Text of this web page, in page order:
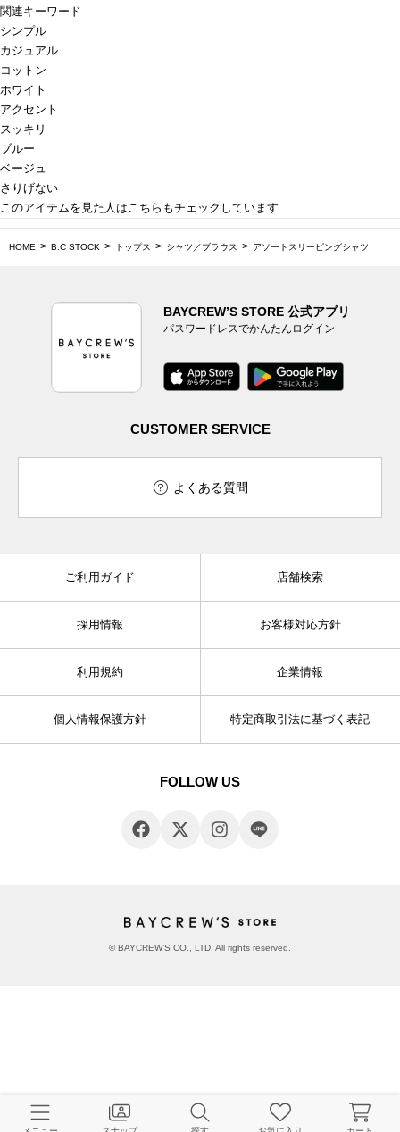
関連キーワード
シンプル
カジュアル
コットン
ホワイト
アクセント
スッキリ
ブルー
ベージュ
さりげない
このアイテムを見た人はこちらもチェックしています
HOME B.C STOCK トップス シャツ／ブラウス アソートスリーピングシャツ
BAYCREW’S STORE 公式アプリ
パスワードレスでかんたんログイン
CUSTOMER SERVICE
よくある質問
ご利用ガイド 店舗検索
採用情報 お客様対応方針
利用規約 企業情報
個人情報保護方針 特定商取引法に基づく表記
FOLLOW US
© BAYCREW’S CO., LTD. All rights reserved.